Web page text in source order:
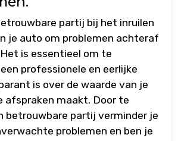
partij bij het inruilen
je auto om problemen achteraf
is essentieel om te
professionele en eerlijke
is over de waarde van je
afspraken maakt. Door te
betrouwbare partij verminder je
problemen en ben je